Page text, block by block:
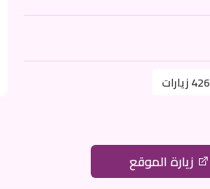
426 زيارات
زيارة الموقع